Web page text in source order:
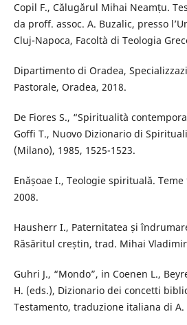
Copil F., Călugărul Mihai Neamțu.
da proff. assoc. A. Buzalic, presso
Cluj-Napoca, Facoltà di Teologia
Dipartimento di Oradea,
Pastorale, Oradea, 2018.
De Fiores S., “Spiritualità
Goffi T., Nuovo Dizionario di
(Milano), 1985, 1525-1523.
Enășoae I., Teologie spirituală.
2008.
Hausherr I., Paternitatea și
Răsăritul creștin, trad. Mihai
Guhri J., “Mondo”, in Coenen L.,
H. (eds.), Dizionario dei concetti
Testamento, traduzione italiana di A.